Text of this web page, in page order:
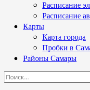
Расписание
Расписание
Карты
Карта города
Пробки в
Районы Самары
Найти: